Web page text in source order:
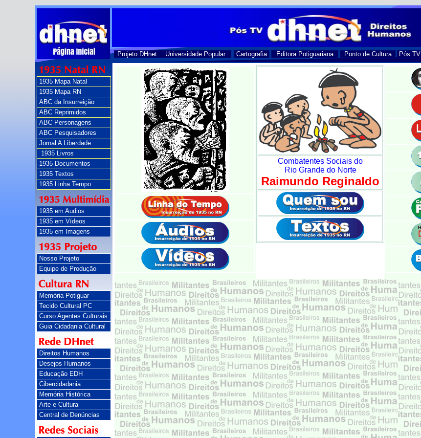
Projeto DHnet Universidade Popular Cartografia Editora Potiguariana Ponto de Cultura Pós TV
1935 Mapa Natal
1935 Mapa RN
ABC da Insurreição
ABC Reprimidos
ABC Personagens
ABC Pesquisadores
Jornal A Liberdade
1935 Livros
1935 Documentos
1935 Textos
1935 Linha Tempo
1935 em Audios
1935 em Vídeos
1935 em Imagens
Nosso Projeto
Equipe de Produção
Memória Potiguar
Tecido Cultural PC
Curso Agentes Culturais
Guia Cidadania Cultural
Direitos Humanos
Desejos Humanos
Educação EDH
Cibercidadania
Memória Histórica
Arte e Cultura
Central de Denúncias
Combatentes Sociais do
Rio Grande do Norte
Raimundo Reginaldo